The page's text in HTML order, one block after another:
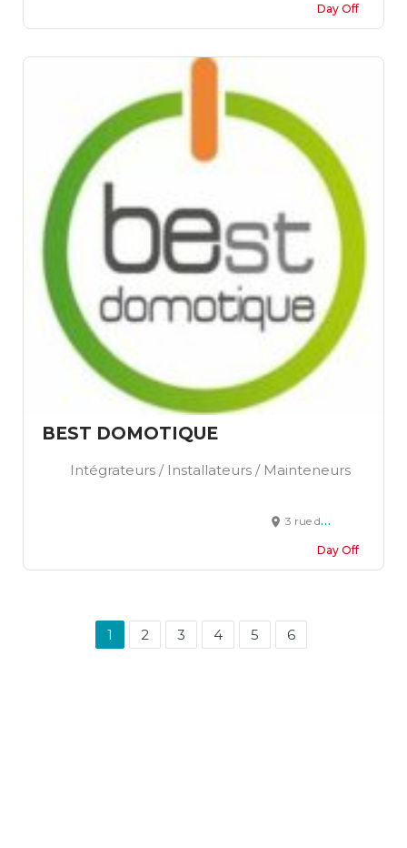
Day Off
BEST DOMOTIQUE
Intégrateurs / Installateurs / Mainteneurs
3 rue de la Chapelle 57580 Baudrecourt
Day Off
1 2 3 4 5 6